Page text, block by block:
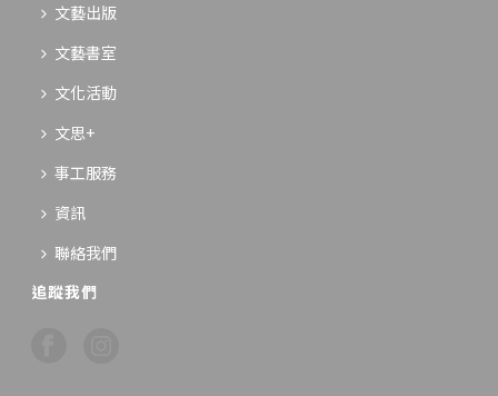
文藝出版
文藝書室
文化活動
文思+
事工服務
資訊
聯絡我們
追蹤我們